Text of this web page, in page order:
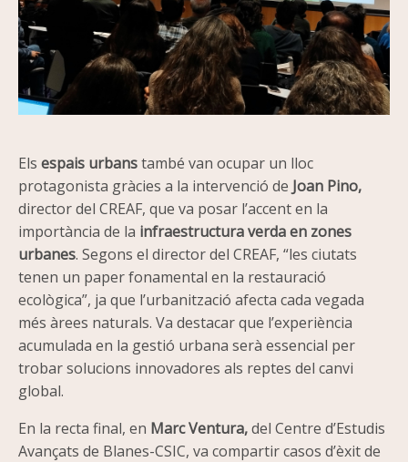
Els espais urbanstambé van ocupar un lloc
protagonista gràcies a la intervenció de Joan Pino,
director del CREAF, que va posar l’accent en la
importància de la infraestructura verda en zones
urbanes. Segons el director del CREAF, “les ciutats
tenen un paper fonamental en la restauració
ecològica”, ja que l’urbanització afecta cada vegada
més àrees naturals. Va destacar que l’experiència
acumulada en la gestió urbana serà essencial per
trobar solucions innovadores als reptes del canvi
global.
En la recta final, en Marc Ventura,del Centre d’Estudis
Avançats de Blanes-CSIC, va compartir casos d’èxit de